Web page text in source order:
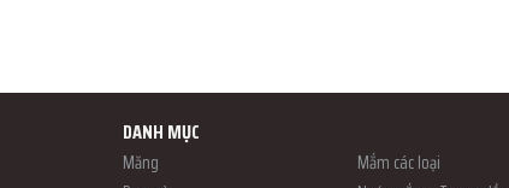
DANH MỤC
Măng
Mắm các loại